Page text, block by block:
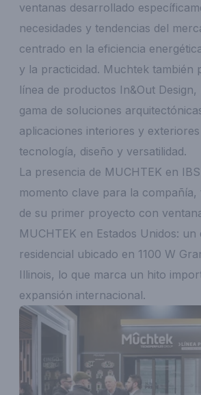
ventanas desarrollado
necesidades y tendencias del
centrado en la eficiencia
y la practicidad. Muchtek también
línea de productos In&Out
gama de soluciones
aplicaciones interiores y
tecnología, diseño y versatilidad.
La presencia de MUCHTEK en
momento clave para la
de su primer proyecto con
MUCHTEK en Estados Unidos: un
residencial ubicado en 1100 W
Illinois, lo que marca un hito
expansión internacional.